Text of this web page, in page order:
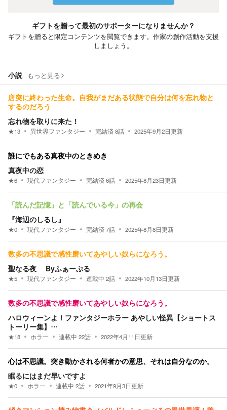
ギフトを贈って最初のサポーターになりませんか？
ギフトを贈ると限定コンテンツを閲覧できます。作家の創作活動を支援
しましょう。
小説 もっと見る
唐突に終わった生命。自我がまだある状態で自分は何を忘れ物と
するのだろう
忘れ物を取りに来た！
★13 異世界ファンタジー 完結済8話 2025年9月2日更新
誰にでもある真夜中のときめき
真夜中の恋
★6 現代ファンタジー 完結済6話 2025年8月23日更新
「読んだ記憶」と「読んでいる今」の再会
『海辺のしるし』
★0 現代ファンタジー 完結済7話 2025年8月8日更新
数多の不思議で感性磨いてあやしい奴らになろう。
聖なる夜 Byふぁーぷる
★5 現代ファンタジー 連載中 2話 2022年10月13日更新
数多の不思議で感性磨いてあやしい奴らになろう。
ハロウィーンよ！ファンタジーホラー あやしい怪異【ショートス
トーリー集】…
★18 ホラー 連載中 22話 2022年4月11日更新
心は不思議。突き動かされる何者かの意思、それは自分なのか。
眠るにはまだ早いですよ
★0 ホラー 連載中 2話 2021年9月3日更新